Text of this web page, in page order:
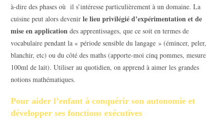
à-dire des phases où il s’intéresse particulièrement à un domaine. La
cuisine peut alors devenirle lieu privilégié d’expérimentation et de
mise en application des apprentissages, que ce soit en termes de
vocabulaire pendant la « période sensible du langage » (émincer, peler,
blanchir, etc) ou du côté des maths (apporte-moi cinq pommes, mesure
100ml de lait). Utiliser au quotidien, on apprend à aimer les grandes
notions mathématiques.
Pour aider l’enfant à conquérir son autonomie et
développer ses fonctions exécutives